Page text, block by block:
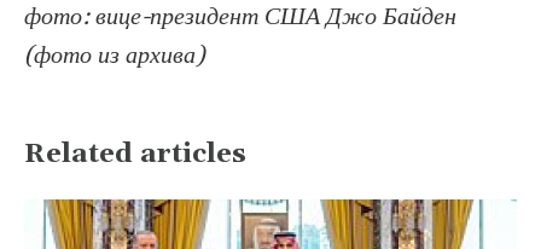
фото: вице-президент США Джо Байден
(фото из архива)
Related articles